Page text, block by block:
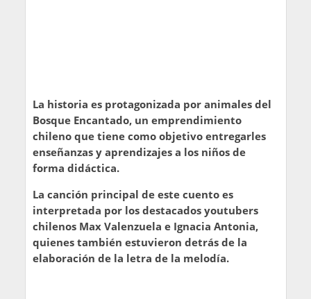
La historia es protagonizada por animales del
Bosque Encantado, un emprendimiento
chileno que tiene como objetivo entregarles
enseñanzas y aprendizajes a los niños de
forma didáctica.
La canción principal de este cuento es
interpretada por los destacados youtubers
chilenos Max Valenzuela e Ignacia Antonia,
quienes también estuvieron detrás de la
elaboración de la letra de la melodía.